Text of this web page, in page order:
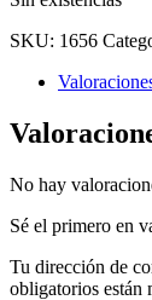
SKU: 1656
No hay
Sé el primero en
Tu dirección de
obligatorios están